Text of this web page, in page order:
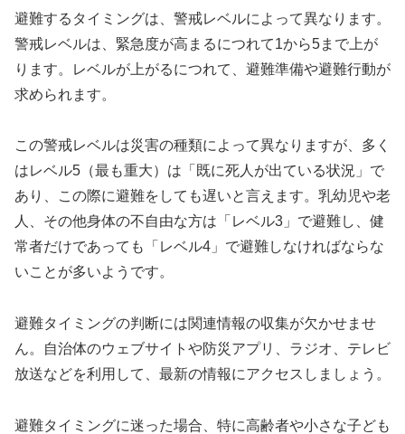
避難するタイミングは、警戒レベルによって異なります。
警戒レベルは、緊急度が高まるにつれて1から5まで上が
ります。レベルが上がるにつれて、避難準備や避難行動が
求められます。
この警戒レベルは災害の種類によって異なりますが、多く
はレベル5（最も重大）は「既に死人が出ている状況」で
あり、この際に避難をしても遅いと言えます。乳幼児や老
人、その他身体の不自由な方は「レベル3」で避難し、健
常者だけであっても「レベル4」で避難しなければならな
いことが多いようです。
避難タイミングの判断には関連情報の収集が欠かせませ
ん。自治体のウェブサイトや防災アプリ、ラジオ、テレビ
放送などを利用して、最新の情報にアクセスしましょう。
避難タイミングに迷った場合、特に高齢者や小さな子ども